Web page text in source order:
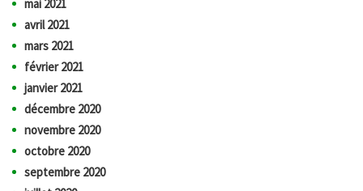
mai 2021
avril 2021
mars 2021
février 2021
janvier 2021
décembre 2020
novembre 2020
octobre 2020
septembre 2020